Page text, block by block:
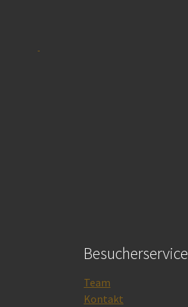
Besucherservice
Team
Kontakt